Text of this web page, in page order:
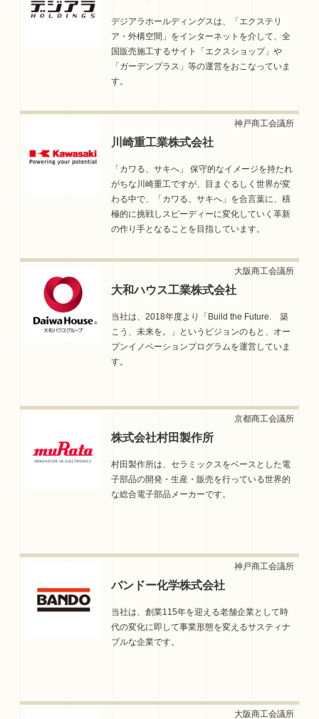
株式会社村田製作所
村田製作所は、セラミックスをベースとした電
子部品の開発・生産・販売を行っている世界的
な総合電子部品メーカーです。
大和ハウス工業株式会社
当社は、2018年度より「Build the Future. 築
こう、未来を。」というビジョンのもと、オー
プンイノベーションプログラムを運営していま
す。
デジアラホールディングスは、「エクステリ
ア・外構空間」をインターネットを介して、全
国販売施工するサイト「エクスショップ」や
「ガーデンプラス」等の運営をおこなっていま
す。
川崎重工業株式会社
「カワる、サキへ」 保守的なイメージを持たれ
がちな川崎重工ですが、目まぐるしく世界が変
わる中で、「カワる、サキへ」を合言葉に、積
極的に挑戦しスピーディーに変化していく革新
の作り手となることを目指しています。
バンドー化学株式会社
当社は、創業115年を迎える老舗企業として時
代の変化に即して事業形態を変えるサスティナ
ブルな企業です。